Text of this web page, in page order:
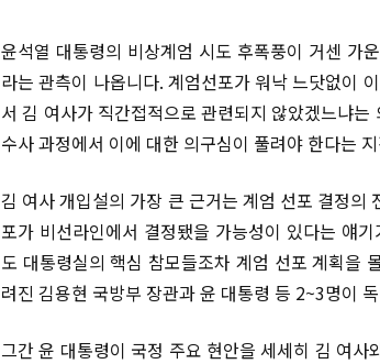
윤석열 대통령의 비상계엄 시도 후폭풍이 거센 가
라는 관측이 나옵니다. 계엄선포가 워낙 느닷없이
서 김 여사가 직간접적으로 관련되지 않았겠느냐
수사 과정에서 이에 대한 의구심이 풀려야 한다는
김 여사 개입설의 가장 큰 근거는 계엄 선포 결정의
포가 비선라인에서 결정됐을 가능성이 있다는 얘
도 대통령실의 핵심 참모들조차 계엄 선포 계획을
려진 김용현 국방부 장관과 윤 대통령 등 2~3명이
그간 윤 대통령이 국정 주요 현안을 세세히 김 여